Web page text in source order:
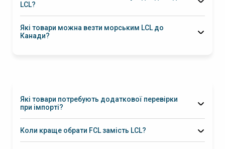
LCL?
Які товари можна везти морським LCL до
Канади?
Які товари потребують додаткової перевірки
при імпорті?
Health Canada
Коли краще обрати FCL замість LCL?